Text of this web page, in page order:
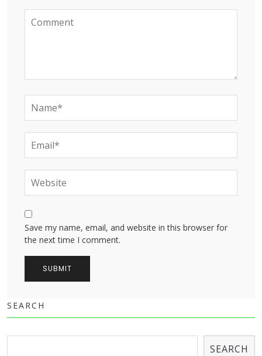
Save my name, email, and website in this browser for
the next time I comment.
SEARCH
SEARCH